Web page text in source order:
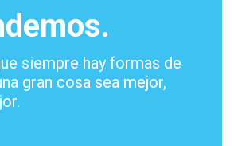
siempre hay formas de
gran cosa sea mejor,